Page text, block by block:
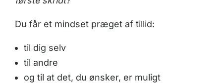
Du får et mindset præget af tillid:
til dig selv
til andre
og til at det, du ønsker, er muligt